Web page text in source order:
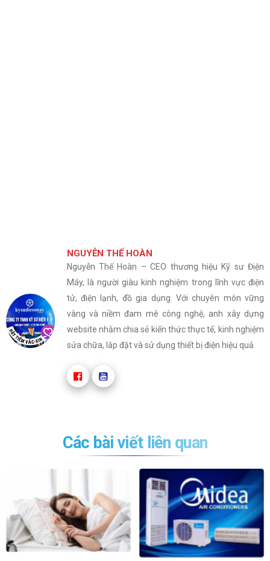
NGUYỄN THẾ HOÀN
Nguyễn Thế Hoàn – CEO thương hiệu Kỹ sư Điện
Máy, là người giàu kinh nghiệm trong lĩnh vực điện
tử, điện lạnh, đồ gia dụng. Với chuyên môn vững
vàng và niềm đam mê công nghệ, anh xây dựng
website nhằm chia sẻ kiến thức thực tế, kinh nghiệm
sửa chữa, lắp đặt và sử dụng thiết bị điện hiệu quả.
Các bài viết liên quan